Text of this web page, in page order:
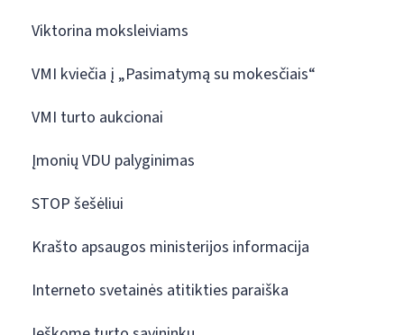
Viktorina moksleiviams
VMI kviečia į „Pasimatymą su mokesčiais“
VMI turto aukcionai
Įmonių VDU palyginimas
STOP šešėliui
Krašto apsaugos ministerijos informacija
Interneto svetainės atitikties paraiška